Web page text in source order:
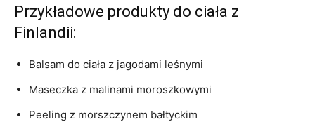
Przykładowe ​produkty ​do ciała⁣ z
Finlandii:
Balsam do ‌ciała z jagodami leśnymi
Maseczka z malinami moroszkowymi
Peeling‍ z morszczynem bałtyckim